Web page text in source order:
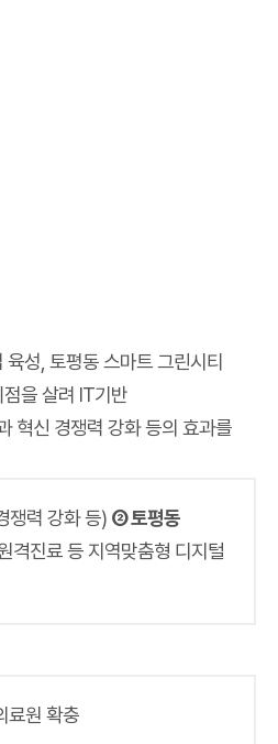
성, 토평동 스마트 그린시티
을 살려 IT기반
혁신 경쟁력 강화 등의 효과를
쟁력 강화 등) ② 토평동
격진료 등 지역맞춤형 디지털
료원 확충